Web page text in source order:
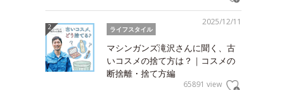
2025/12/11
ライフスタイル
マシンガンズ滝沢さんに聞く、古
いコスメの捨て方は？｜コスメの
断捨離・捨て方編
65891 view